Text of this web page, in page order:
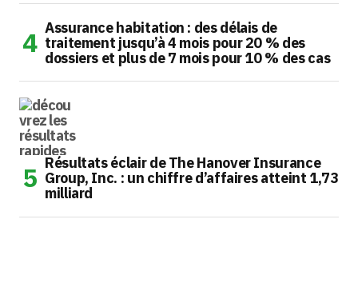
Assurance habitation : des délais de
traitement jusqu’à 4 mois pour 20 % des
dossiers et plus de 7 mois pour 10 % des cas
Résultats éclair de The Hanover Insurance
Group, Inc. : un chiffre d’affaires atteint 1,73
milliard